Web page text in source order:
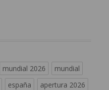
mundial 2026
mundial
españa
apertura 2026